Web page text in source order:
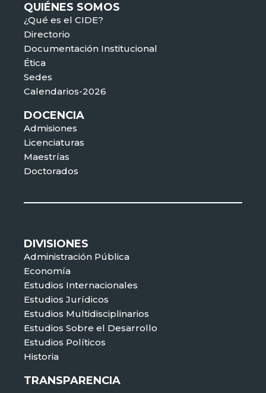
QUIÉNES SOMOS
¿Qué es el CIDE?
Directorio
Documentación Institucional
Ética
Sedes
Calendarios-2026
DOCENCIA
Admisiones
Licenciaturas
Maestrías
Doctorados
DIVISIONES
Administración Pública
Economía
Estudios Internacionales
Estudios Jurídicos
Estudios Multidisciplinarios
Estudios Sobre el Desarrollo
Estudios Políticos
Historia
TRANSPARENCIA